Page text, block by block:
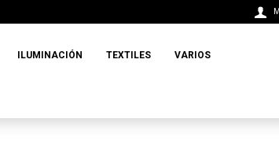
ILUMINACIÓN TEXTILES VARIOS